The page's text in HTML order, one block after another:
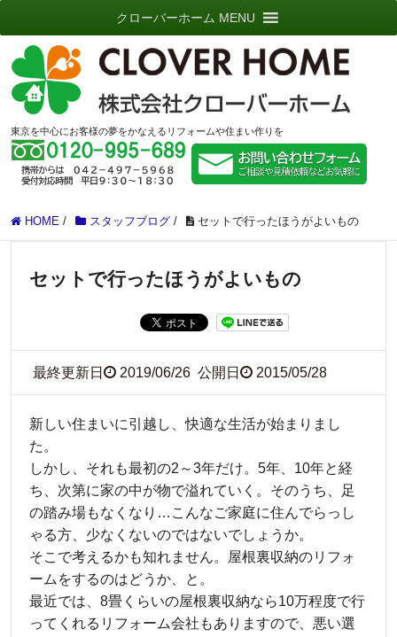
東京を中心にお客様の夢をかなえるリフォームや住まい作りを
クローバーホーム MENU
HOME / スタッフブログ / セットで行ったほうがよいもの
セットで行ったほうがよいもの
最終更新日 2019/06/26 公開日 2015/05/28
新しい住まいに引越し、快適な生活が始まりまし
た。
しかし、それも最初の2～3年だけ。5年、10年と経
ち、次第に家の中が物で溢れていく。そのうち、足
の踏み場もなくなり…こんなご家庭に住んでらっし
ゃる方、少なくないのではないでしょうか。
そこで考えるかも知れません。屋根裏収納のリフォ
ームをするのはどうか、と。
最近では、8畳くらいの屋根裏収納なら10万程度で行
ってくれるリフォーム会社もありますので、悪い選